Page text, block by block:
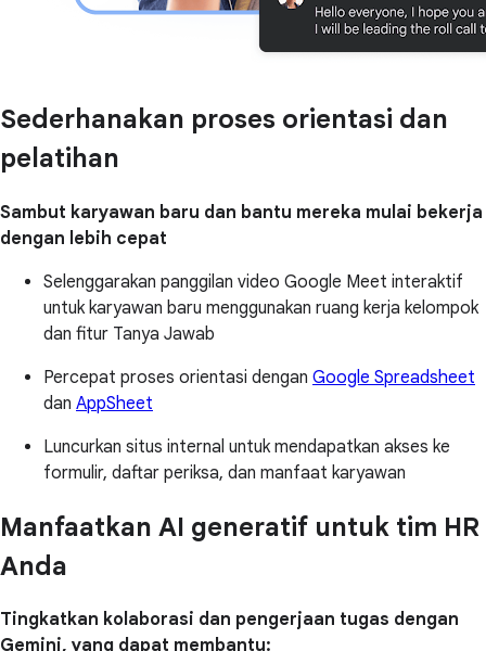
Sederhanakan proses orientasi dan
pelatihan
Sambut karyawan baru dan bantu mereka mulai bekerja
dengan lebih cepat
Selenggarakan panggilan video Google Meet interaktif
untuk karyawan baru menggunakan ruang kerja kelompok
dan fitur Tanya Jawab
Percepat proses orientasi dengan Google Spreadsheet
dan AppSheet
Luncurkan situs internal untuk mendapatkan akses ke
formulir, daftar periksa, dan manfaat karyawan
Manfaatkan AI generatif untuk tim HR
Anda
Tingkatkan kolaborasi dan pengerjaan tugas dengan
Gemini, yang dapat membantu: